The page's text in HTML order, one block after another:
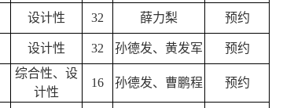
设计性 32 薛力梨 预约
设计性 32 孙德发、黄发军 预约
综合性、设
计性
16 孙德发、曹鹏程 预约